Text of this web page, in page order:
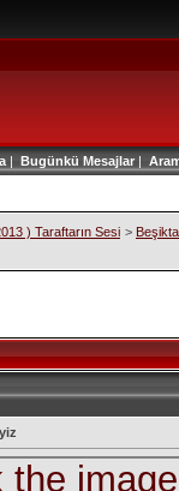
| Bugünkü Mesajlar|
) Taraftarın Sesi >